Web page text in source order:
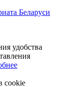
Беларуси
удобства
cookie